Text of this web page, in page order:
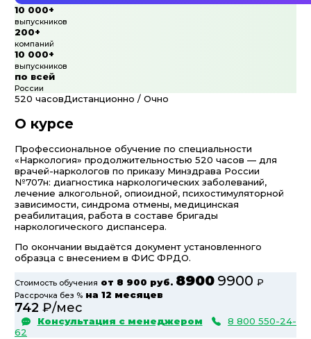
10 000+
выпускников
200+
компаний
10 000+
выпускников
по всей
России
520 часовДистанционно / Очно
О курсе
Профессиональное обучение по специальности
«Наркология» продолжительностью 520 часов — для
врачей-наркологов по приказу Минздрава России
№707н: диагностика наркологических заболеваний,
лечение алкогольной, опиоидной, психостимуляторной
зависимости, синдрома отмены, медицинская
реабилитация, работа в составе бригады
наркологического диспансера.
По окончании выдаётся документ установленного
образца с внесением в ФИС ФРДО.
Стоимость обучения от 8 900 руб. 8900 9900 ₽
Рассрочка без % на 12 месяцев
742 ₽/мес
Консультация с менеджером
8 800 550-24-
62